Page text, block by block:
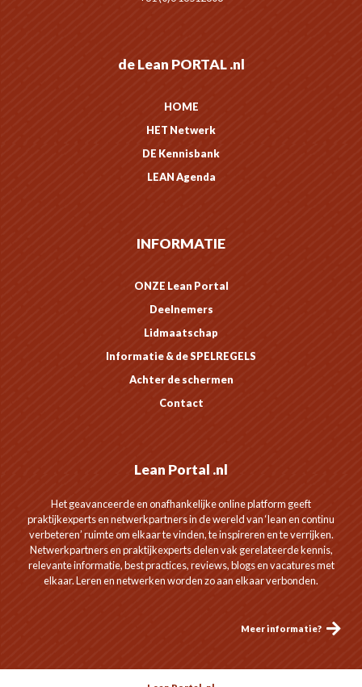
de Lean PORTAL .nl
HOME
HET Netwerk
DE Kennisbank
LEAN Agenda
INFORMATIE
ONZE Lean Portal
Deelnemers
Lidmaatschap
Informatie & de SPELREGELS
Achter de schermen
Contact
Lean Portal .nl
Het geavanceerde en onafhankelijke online platform geeft
praktijkexperts en netwerkpartners in de wereld van ‘lean en continu
verbeteren’ ruimte om elkaar te vinden, te inspireren en te verrijken.
Netwerkpartners en praktijkexperts delen vak gerelateerde kennis,
relevante informatie, best practices, reviews, blogs en vacatures met
elkaar. Leren en netwerken worden zo aan elkaar verbonden.
Meer informatie?